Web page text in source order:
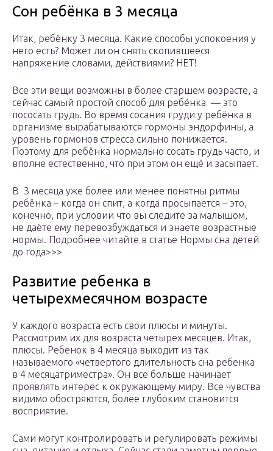
Сон ребёнка в 3 месяца
Итак, ребёнку 3 месяца. Какие способы успокоения у
него есть? Может ли он снять скопившееся
напряжение словами, действиями? НЕТ!
Все эти вещи возможны в более старшем возрасте, а
сейчас самый простой способ для ребёнка — это
пососать грудь. Во время сосания груди у ребёнка в
организме вырабатываются гормоны эндорфины, а
уровень гормонов стресса сильно понижается.
Поэтому для ребёнка нормально сосать грудь часто, и
вполне естественно, что при этом он ещё и засыпает.
В 3 месяца уже более или менее понятны ритмы
ребёнка – когда он спит, а когда просыпается – это,
конечно, при условии что вы следите за малышом,
не даёте ему перевозбуждаться и знаете возрастные
нормы. Подробнее читайте в статье Нормы сна детей
до года>>>
Развитие ребенка в
четырехмесячном возрасте
У каждого возраста есть свои плюсы и минуты.
Рассмотрим их для возраста четырех месяцев. Итак,
плюсы. Ребенок в 4 месяца выходит из так
называемого «четвертого длительность сна ребенка
в 4 месяцатриместра». Он все больше начинает
проявлять интерес к окружающему миру. Все чувства
видимо обостряются, более глубоким становится
восприятие.
Сами могут контролировать и регулировать режимы